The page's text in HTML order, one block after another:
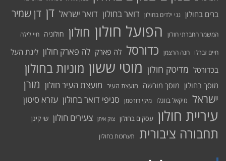
ברים בחולון גני ילדים בחולון דואר בחולון דואר ישראל דן דן שמיר
המשמר החברתי חולון הפועל חולון חולון חולוניה חיי לילה
חיים זברלו חנה הרצמן כדורסל לה פארק לה פארק חולון ליגת העל
בכדורסל מדיטק חולון מוטי ששון מוניות בחולון
מוסך בחולון מוסך מורשה מועצת העיר מועצת העיר חולון מורן
ישראל מיקאל בוזגלו מיקי דורסמן סניפי דואר בחולון עזרא סיטון
עיריית חולון עסקים בחולון צוק איתן צעירים חולון שי קינן
תחבורה ציבורית תערוכות בחולון